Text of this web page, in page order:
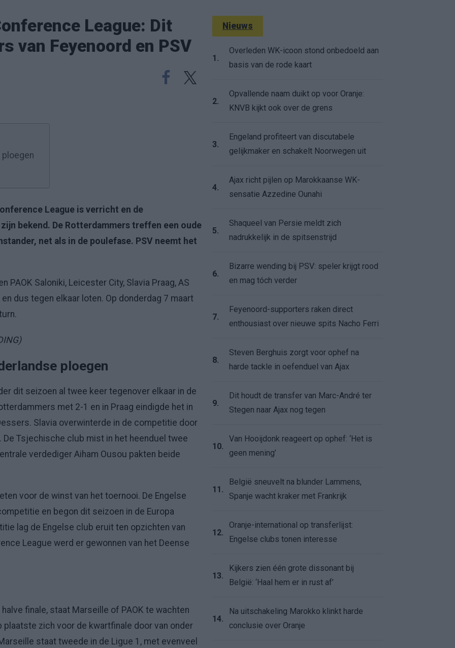
League: Dit
van Feyenoord en PSV
League is verricht en de
bekend. De Rotterdammers treffen een oude
net als in de poulefase. PSV neemt het
PAOK Saloniki, Leicester City, Slavia Praag, AS
dus tegen elkaar loten. Op donderdag 7 maart
ploegen
dit seizoen al twee keer tegenover elkaar in de
met 2-1 en in Praag eindigde het in
Slavia overwinterde in de competitie door
De Tsjechische club mist in het heenduel twee
verdediger Aiham Ousou pakten beide
voor de winst van het toernooi. De Engelse
en begon dit seizoen in de Europa
lag de Engelse club eruit ten opzichten van
League werd er gewonnen van het Deense
finale, staat Marseille of PAOK te wachten
zich voor de kwartfinale door van onder
staat tweede in de Ligue 1, met evenveel
Nieuws
1.
Overleden WK-icoon stond onbedoeld aan
basis van de rode kaart
2.
Opvallende naam duikt op voor Oranje:
KNVB kijkt ook over de grens
3.
Engeland profiteert van discutabele
gelijkmaker en schakelt Noorwegen uit
4.
Ajax richt pijlen op Marokkaanse WK-
sensatie Azzedine Ounahi
5.
Shaqueel van Persie meldt zich
nadrukkelijk in de spitsenstrijd
6.
Bizarre wending bij PSV: speler krijgt rood
en mag tóch verder
7.
Feyenoord-supporters raken direct
enthousiast over nieuwe spits Nacho Ferri
8.
Steven Berghuis zorgt voor ophef na
harde tackle in oefenduel van Ajax
9.
Dit houdt de transfer van Marc-André ter
Stegen naar Ajax nog tegen
10.
Van Hooijdonk reageert op ophef: ‘Het is
geen mening’
11.
België sneuvelt na blunder Lammens,
Spanje wacht kraker met Frankrijk
12.
Oranje-international op transferlijst:
Engelse clubs tonen interesse
13.
Kijkers zien één grote dissonant bij
België: ‘Haal hem er in rust af’
14.
Na uitschakeling Marokko klinkt harde
conclusie over Oranje